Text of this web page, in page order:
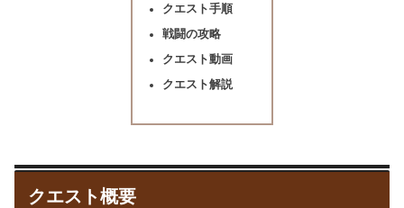
クエスト手順
戦闘の攻略
クエスト動画
クエスト解説
クエスト概要